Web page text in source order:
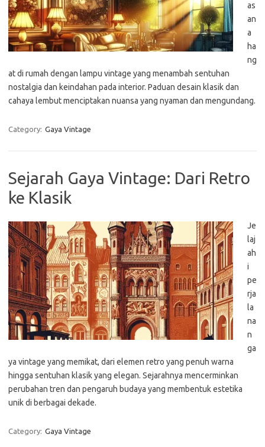
as
an
a
ha
ng
at di rumah dengan lampu vintage yang menambah sentuhan
nostalgia dan keindahan pada interior. Paduan desain klasik dan
cahaya lembut menciptakan nuansa yang nyaman dan mengundang.
Category: Gaya Vintage
Sejarah Gaya Vintage: Dari Retro
ke Klasik
Je
laj
ah
i
pe
rja
la
na
n
ga
ya vintage yang memikat, dari elemen retro yang penuh warna
hingga sentuhan klasik yang elegan. Sejarahnya mencerminkan
perubahan tren dan pengaruh budaya yang membentuk estetika
unik di berbagai dekade.
Category: Gaya Vintage